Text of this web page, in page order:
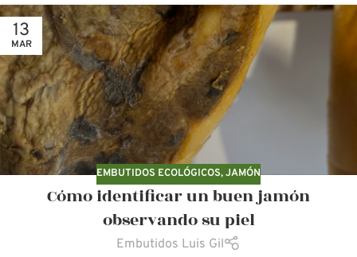
13
MAR
EMBUTIDOS ECOLÓGICOS,JAMÓN
Cómo identificar un buen jamón
observando su piel
Embutidos Luis Gil